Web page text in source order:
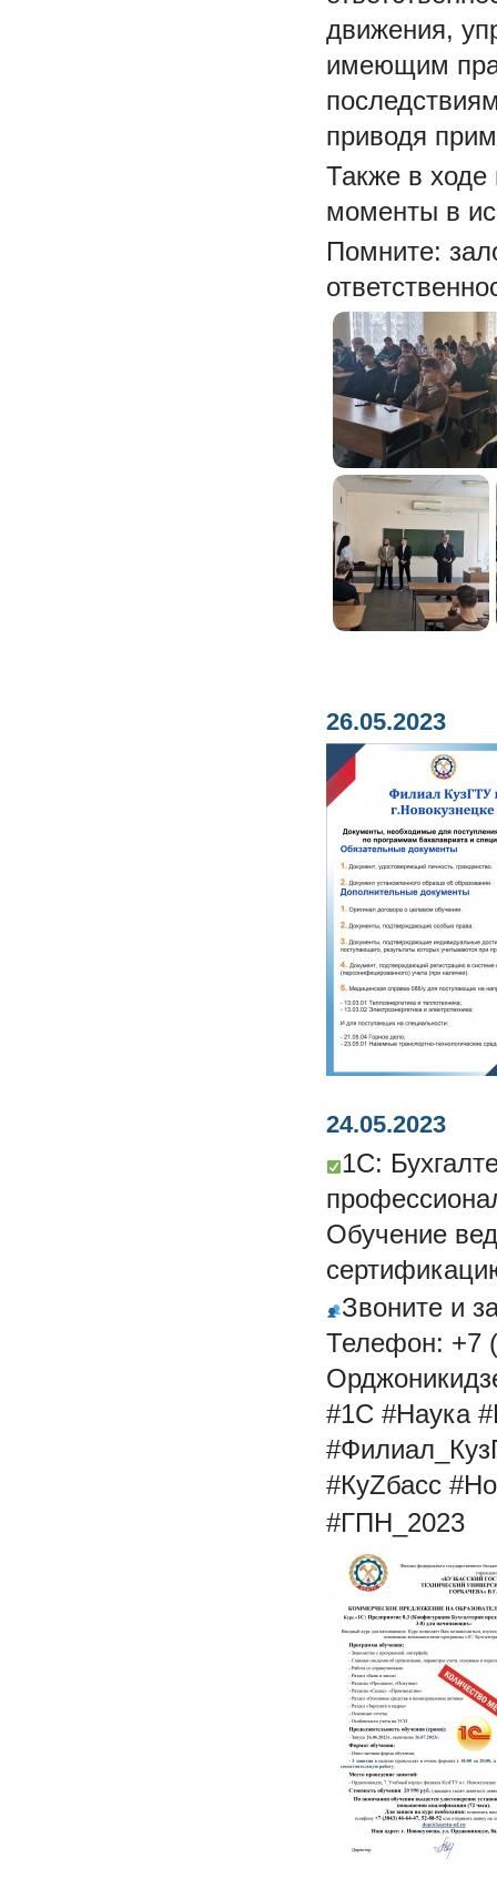
движения,
имеющим
приводя
Также в
моменты в
Помните:
26.05.2023
24.05.2023
1С:
Обучение
Звоните и
Телефон: +7
#1С #Наука
#КуZбасс
#ГПН_2023